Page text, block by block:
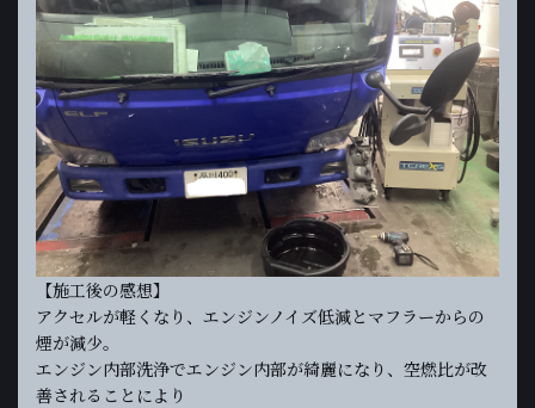
【施工後の感想】
アクセルが軽くなり、エンジンノイズ低減とマフラーからの
煙が減少。
エンジン内部洗浄でエンジン内部が綺麗になり、空燃比が改
善されることにより